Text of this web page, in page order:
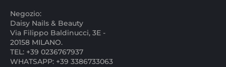
Negozio:
Daisy Nails & Beauty
Via Filippo Baldinucci, 3E -
20158 MILANO.
TEL: +39 0236767937
WHATSAPP: +39 3386733063